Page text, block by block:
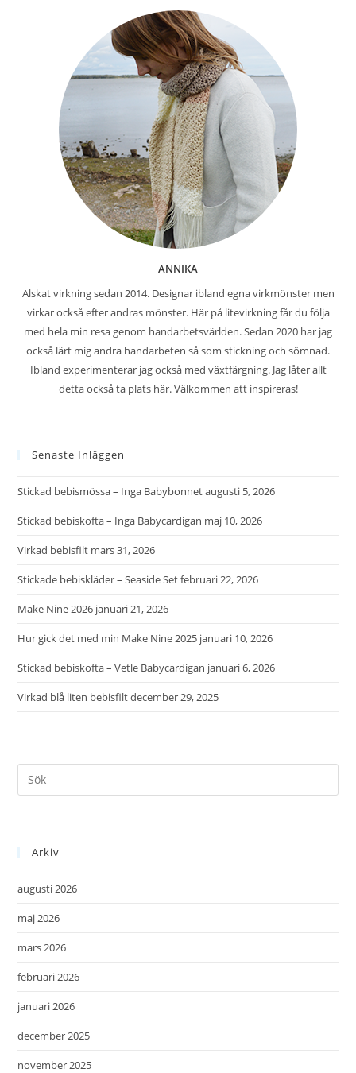
ANNIKA
Älskat virkning sedan 2014. Designar ibland egna virkmönster men
virkar också efter andras mönster. Här på litevirkning får du följa
med hela min resa genom handarbetsvärlden. Sedan 2020 har jag
också lärt mig andra handarbeten så som stickning och sömnad.
Ibland experimenterar jag också med växtfärgning. Jag låter allt
detta också ta plats här. Välkommen att inspireras!
Senaste Inläggen
Stickad bebismössa – Inga Babybonnetaugusti 5, 2026
Stickad bebiskofta – Inga Babycardigan maj 10, 2026
Virkad bebisfilt mars 31, 2026
Stickade bebiskläder – Seaside Setfebruari 22, 2026
Make Nine 2026 januari 21, 2026
Hur gick det med min Make Nine 2025 januari 10, 2026
Stickad bebiskofta – Vetle Babycardigan januari 6, 2026
Virkad blå liten bebisfiltdecember 29, 2025
Arkiv
augusti 2026
maj 2026
mars 2026
februari 2026
januari 2026
december 2025
november 2025